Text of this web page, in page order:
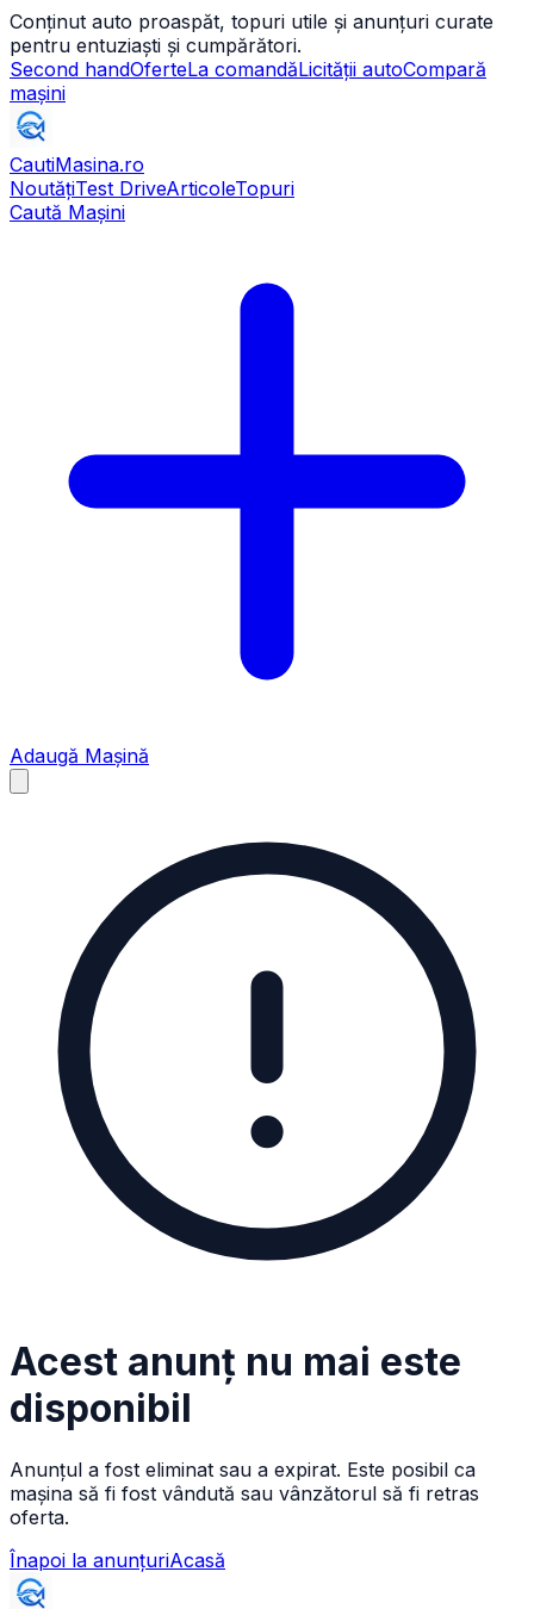
Conținut auto proaspăt, topuri utile și anunțuri curate
pentru entuziaști și cumpărători.
Second handOferteLa comandăLicității autoCompară
mașini
CautiMasina.ro
NoutățiTest DriveArticoleTopuri
Caută Mașini
Adaugă Mașină
Acest anunț nu mai este
disponibil
Anunțul a fost eliminat sau a expirat. Este posibil ca
mașina să fi fost vândută sau vânzătorul să fi retras
oferta.
Înapoi la anunțuriAcasă